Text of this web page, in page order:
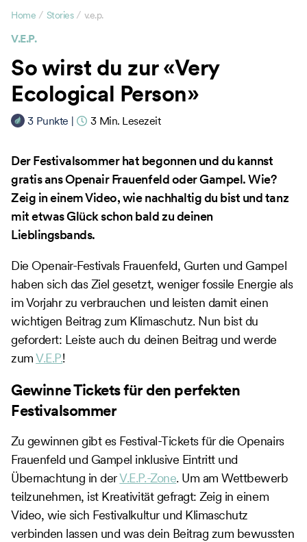
V.E.P.
Home / Stories / v.e.p.
So wirst du zur «Very
Ecological Person»
3 Punkte | 3 Min. Lesezeit
Der Festivalsommer hat begonnen und du kannst
gratis ans Openair Frauenfeld oder Gampel. Wie?
Zeig in einem Video, wie nachhaltig du bist und tanz
mit etwas Glück schon bald zu deinen
Lieblingsbands.
Die Openair-Festivals Frauenfeld, Gurten und Gampel
haben sich das Ziel gesetzt, weniger fossile Energie als
im Vorjahr zu verbrauchen und leisten damit einen
wichtigen Beitrag zum Klimaschutz. Nun bist du
gefordert: Leiste auch du deinen Beitrag und werde
zumV.E.P.!
Gewinne Tickets für den perfekten
Festivalsommer
Zu gewinnen gibt es Festival-Tickets für die Openairs
Frauenfeld und Gampel inklusive Eintritt und
Übernachtung in derV.E.P.-Zone. Um am Wettbewerb
teilzunehmen, ist Kreativität gefragt: Zeig in einem
Video, wie sich Festivalkultur und Klimaschutz
verbinden lassen und was dein Beitrag zum bewussten